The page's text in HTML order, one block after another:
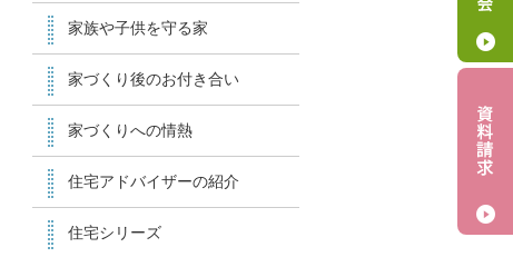
家族や子供を守る家
家づくり後のお付き合い
家づくりへの情熱
住宅アドバイザーの紹介
住宅シリーズ